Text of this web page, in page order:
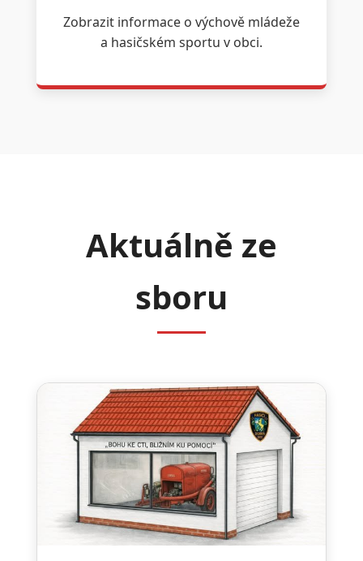
Zobrazit informace o výchově mládeže
a hasičském sportu v obci.
Aktuálně ze
sboru